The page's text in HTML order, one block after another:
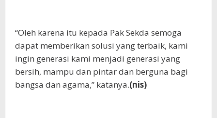
“Oleh karena itu kepada Pak Sekda semoga
dapat memberikan solusi yang terbaik, kami
ingin generasi kami menjadi generasi yang
bersih, mampu dan pintar dan berguna bagi
bangsa dan agama,” katanya.(nis)